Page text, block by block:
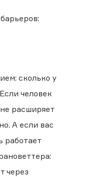
сколько у
человек
расширяет
А если вас
работает
через